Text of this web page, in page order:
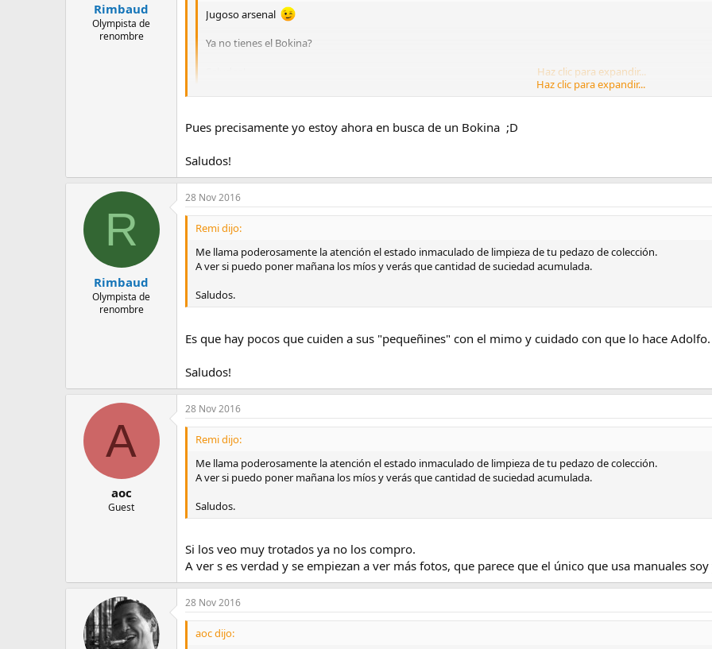
Rimbaud
Olympista de
renombre
Jugoso arsenal
Ya no tienes el Bokina?
Haz clic para expandir...
No, ya no tengo el Bokina, desde que uso los objetivos de ampliadora se quedaba en el cajón y hay que
Haz clic para expandir...
Pues precisamente yo estoy ahora en busca de un Bokina ;D
Saludos!
R
Rimbaud
Olympista de
renombre
28 Nov 2016
Remi dijo:
Me llama poderosamente la atención el estado inmaculado de limpieza de tu pedazo de colección.
A ver si puedo poner mañana los míos y verás que cantidad de suciedad acumulada.
Saludos.
Es que hay pocos que cuiden a sus "pequeñines" con el mimo y cuidado con que lo hace Adolfo.
Saludos!
A
aoc
Guest
28 Nov 2016
Remi dijo:
Me llama poderosamente la atención el estado inmaculado de limpieza de tu pedazo de colección.
A ver si puedo poner mañana los míos y verás que cantidad de suciedad acumulada.
Saludos.
Si los veo muy trotados ya no los compro.
A ver s es verdad y se empiezan a ver más fotos, que parece que el único que usa manuales
28 Nov 2016
aoc dijo: